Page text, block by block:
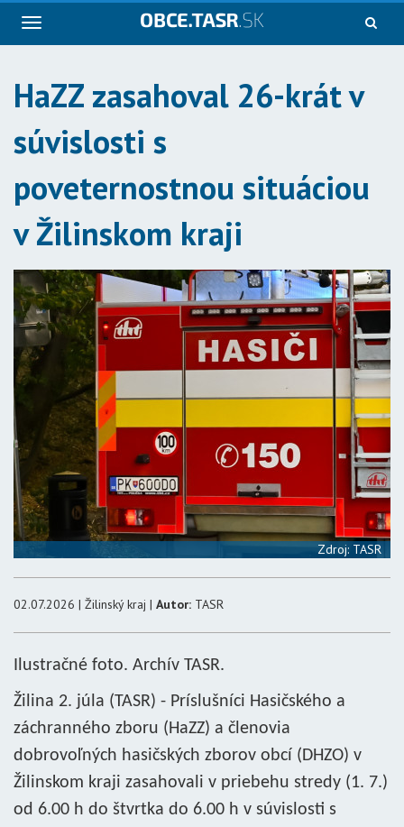
Navigácia
HaZZ zasahoval 26-krát v
súvislosti s
poveternostnou situáciou
v Žilinskom kraji
Zdroj: TASR
02.07.2026 | Žilinský kraj | Autor: TASR
Ilustračné foto. Archív TASR.
Žilina 2. júla (TASR) - Príslušníci Hasičského a
záchranného zboru (HaZZ) a členovia
dobrovoľných hasičských zborov obcí (DHZO) v
Žilinskom kraji zasahovali v priebehu stredy (1. 7.)
od 6.00 h do štvrtka do 6.00 h v súvislosti s